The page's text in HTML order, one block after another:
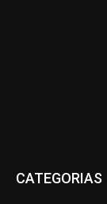
CATEGORIAS